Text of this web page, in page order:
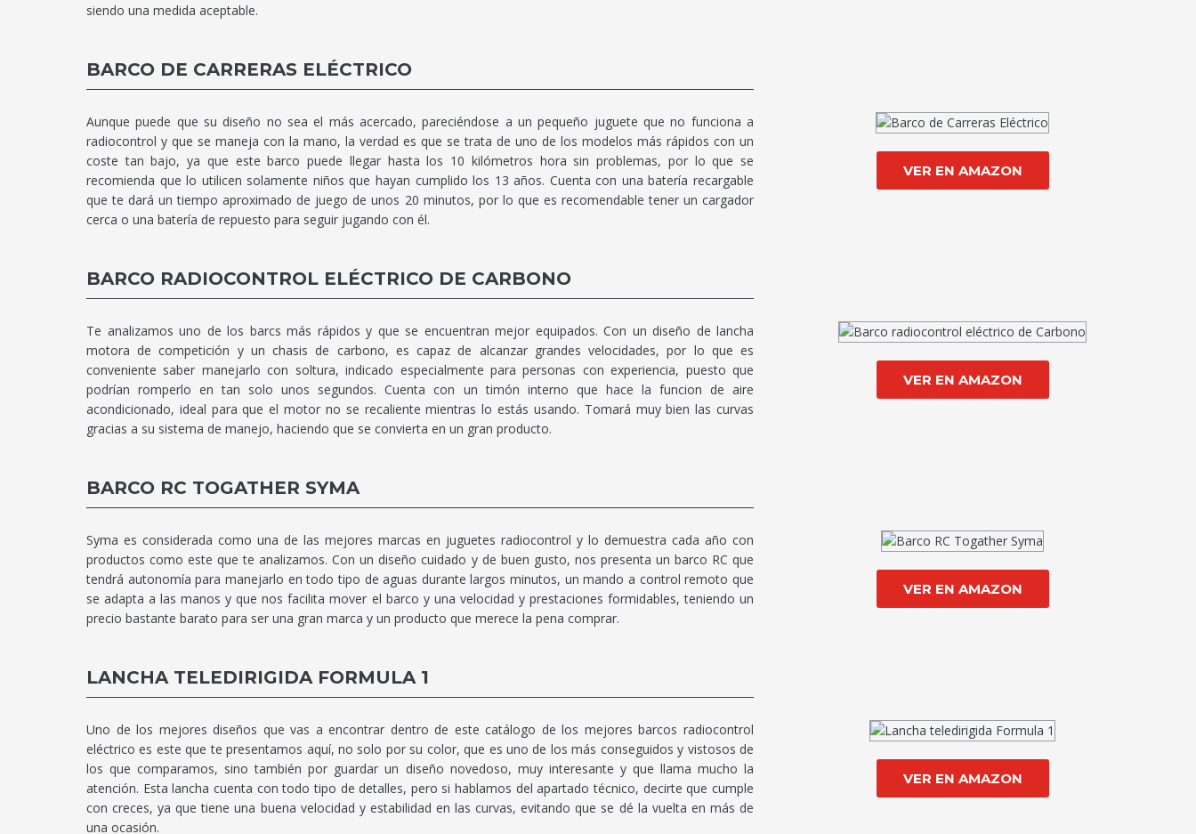
siendo una medida aceptable.
BARCO DE CARRERAS ELÉCTRICO
VER EN AMAZON
Aunque puede que su diseño no sea el más acercado, pareciéndose a un pequeño juguete que no funciona a
radiocontrol y que se maneja con la mano, la verdad es que se trata de uno de los modelos más rápidos con un
coste tan bajo, ya que este barco puede llegar hasta los 10 kilómetros hora sin problemas, por lo que se
recomienda que lo utilicen solamente niños que hayan cumplido los 13 años. Cuenta con una batería recargable
que te dará un tiempo aproximado de juego de unos 20 minutos, por lo que es recomendable tener un cargador
cerca o una batería de repuesto para seguir jugando con él.
BARCO RADIOCONTROL ELÉCTRICO DE CARBONO
VER EN AMAZON
Te analizamos uno de los barcs más rápidos y que se encuentran mejor equipados. Con un diseño de lancha
motora de competición y un chasis de carbono, es capaz de alcanzar grandes velocidades, por lo que es
conveniente saber manejarlo con soltura, indicado especialmente para personas con experiencia, puesto que
podrían romperlo en tan solo unos segundos. Cuenta con un timón interno que hace la funcion de aire
acondicionado, ideal para que el motor no se recaliente mientras lo estás usando. Tomará muy bien las curvas
gracias a su sistema de manejo, haciendo que se convierta en un gran producto.
BARCO RC TOGATHER SYMA
VER EN AMAZON
Syma es considerada como una de las mejores marcas en juguetes radiocontrol y lo demuestra cada año con
productos como este que te analizamos. Con un diseño cuidado y de buen gusto, nos presenta un barco RC que
tendrá autonomía para manejarlo en todo tipo de aguas durante largos minutos, un mando a control remoto que
se adapta a las manos y que nos facilita mover el barco y una velocidad y prestaciones formidables, teniendo un
precio bastante barato para ser una gran marca y un producto que merece la pena comprar.
LANCHA TELEDIRIGIDA FORMULA 1
VER EN AMAZON
Uno de los mejores diseños que vas a encontrar dentro de este catálogo de los mejores barcos radiocontrol
eléctrico es este que te presentamos aquí, no solo por su color, que es uno de los más conseguidos y vistosos de
los que comparamos, sino también por guardar un diseño novedoso, muy interesante y que llama mucho la
atención. Esta lancha cuenta con todo tipo de detalles, pero si hablamos del apartado técnico, decirte que cumple
con creces, ya que tiene una buena velocidad y estabilidad en las curvas, evitando que se dé la vuelta en más de
una ocasión.